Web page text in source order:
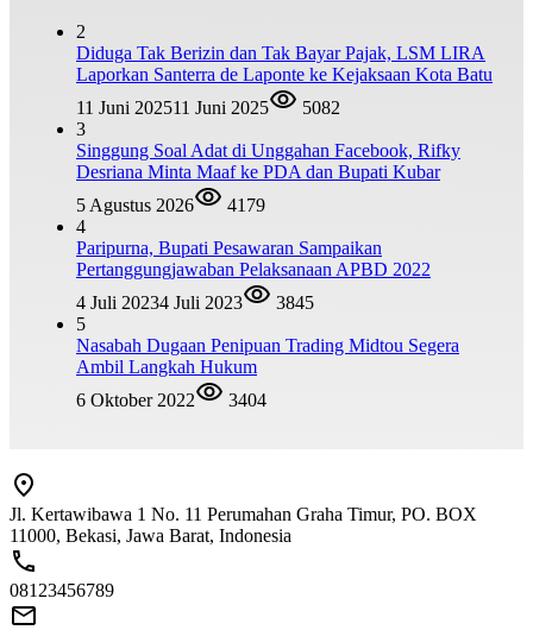
2
Diduga Tak Berizin dan Tak Bayar Pajak, LSM LIRA
Laporkan Santerra de Laponte ke Kejaksaan Kota Batu
11 Juni 202511 Juni 2025
5082
3
Singgung Soal Adat di Unggahan Facebook, Rifky
Desriana Minta Maaf ke PDA dan Bupati Kubar
5 Agustus 2026
4179
4
Paripurna, Bupati Pesawaran Sampaikan
Pertanggungjawaban Pelaksanaan APBD 2022
4 Juli 20234 Juli 2023
3845
5
Nasabah Dugaan Penipuan Trading Midtou Segera
Ambil Langkah Hukum
6 Oktober 2022
3404
Jl. Kertawibawa 1 No. 11 Perumahan Graha Timur, PO. BOX
11000, Bekasi, Jawa Barat, Indonesia
08123456789